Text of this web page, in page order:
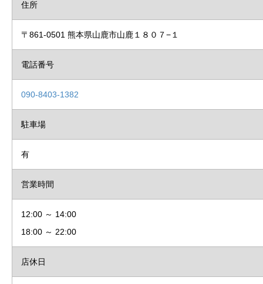
住所
〒861-0501 熊本県山鹿市山鹿１８０７−１
電話番号
090-8403-1382
駐車場
有
営業時間
12:00 ～ 14:00
18:00 ～ 22:00
店休日